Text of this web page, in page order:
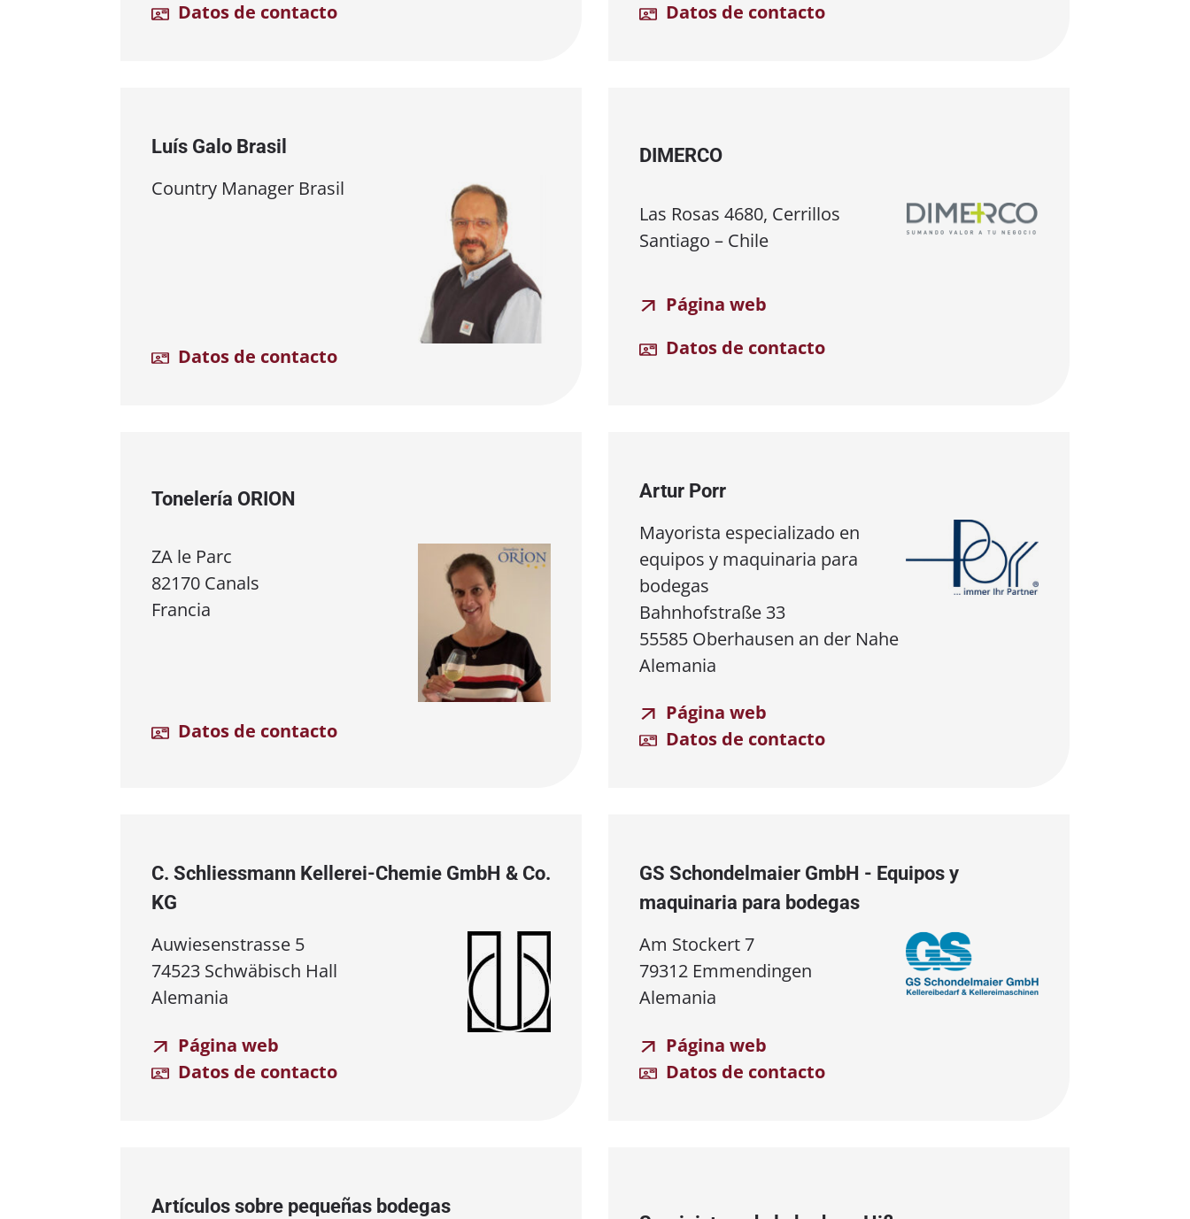
Datos de contacto
Datos de contacto
Luís Galo Brasil
Country Manager Brasil
Datos de contacto
DIMERCO
Las Rosas 4680, Cerrillos
Santiago – Chile
Página web
Datos de contacto
Tonelería ORION
ZA le Parc
82170 Canals
Francia
Datos de contacto
Artur Porr
Mayorista especializado en
equipos y maquinaria para
bodegas
Bahnhofstraße 33
55585 Oberhausen an der Nahe
Alemania
Página web
Datos de contacto
C. Schliessmann Kellerei⁠-⁠Chemie GmbH & Co.
KG
Auwiesenstrasse 5
74523 Schwäbisch Hall
Alemania
Página web
Datos de contacto
GS Schondelmaier GmbH - Equipos y
maquinaria para bodegas
Am Stockert 7
79312 Emmendingen
Alemania
Página web
Datos de contacto
Artículos sobre pequeñas bodegas